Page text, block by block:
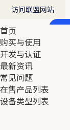
访问联盟网站
首页
购买与使用
开发与认证
最新资讯
常见问题
在售产品列表
设备类型列表
首页
购买与使用
开发与认证
最新资讯
常见问题
在售产品列表
设备类型列表